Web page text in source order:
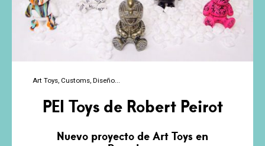
Art Toys Customs Diseño
PEI Toys de Robert Peirot
Nuevo proyecto de Art Toys en